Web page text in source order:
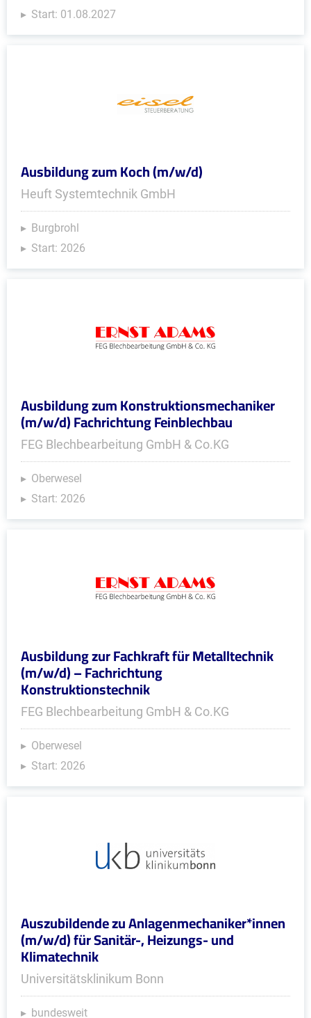
Start: 01.08.2027
Ausbildung zum Koch (m/w/d)
Heuft Systemtechnik GmbH
Burgbrohl
Start: 2026
Ausbildung zum Konstruktionsmechaniker
(m/w/d) Fachrichtung Feinblechbau
FEG Blechbearbeitung GmbH & Co.KG
Oberwesel
Start: 2026
Ausbildung zur Fachkraft für Metalltechnik
(m/w/d) – Fachrichtung
Konstruktionstechnik
FEG Blechbearbeitung GmbH & Co.KG
Oberwesel
Start: 2026
Auszubildende zu Anlagenmechaniker*innen
(m/w/d) für Sanitär-, Heizungs- und
Klimatechnik
Universitätsklinikum Bonn
bundesweit